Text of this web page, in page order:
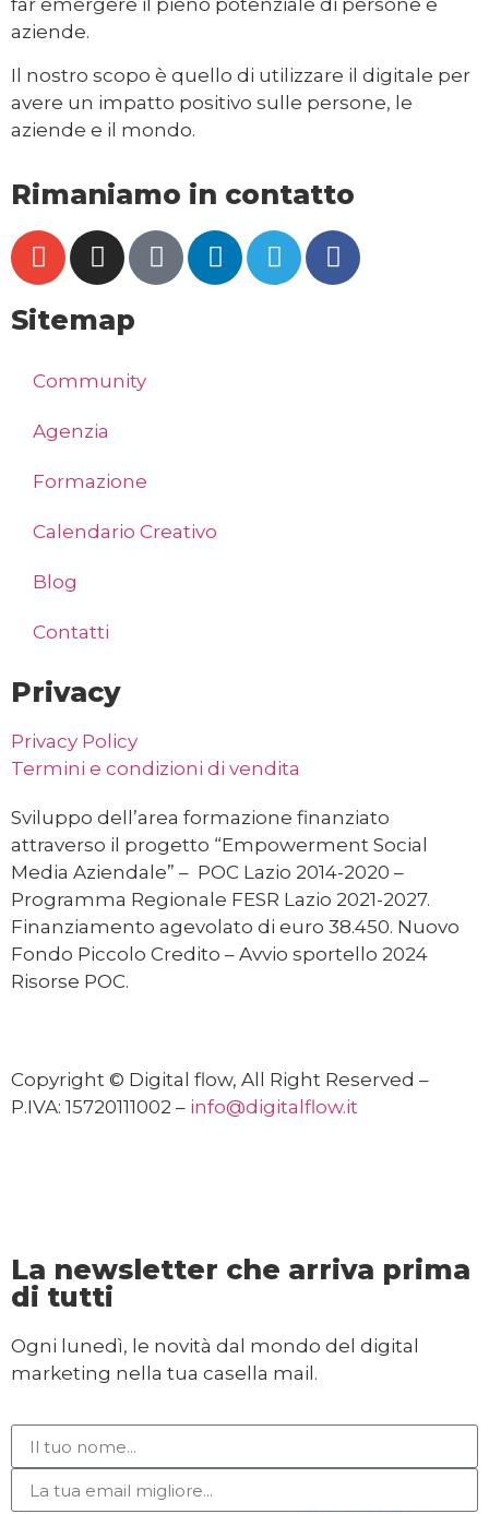
far emergere il pieno potenziale di persone e
aziende.
Il nostro scopo è quello di utilizzare il digitale per
avere un impatto positivo sulle persone, le
aziende e il mondo.
Rimaniamo in contatto
Sitemap
Community
Agenzia
Formazione
Calendario Creativo
Blog
Contatti
Privacy
Privacy Policy
Termini e condizioni di vendita
Sviluppo dell’area formazione finanziato
attraverso il progetto “Empowerment Social
Media Aziendale” – POC Lazio 2014-2020 –
Programma Regionale FESR Lazio 2021-2027.
Finanziamento agevolato di euro 38.450. Nuovo
Fondo Piccolo Credito – Avvio sportello 2024
Risorse POC.
Copyright © Digital flow, All Right Reserved –
P.IVA: 15720111002 – info@digitalflow.it
La newsletter che arriva prima
di tutti
Ogni lunedì, le novità dal mondo del digital
marketing nella tua casella mail.